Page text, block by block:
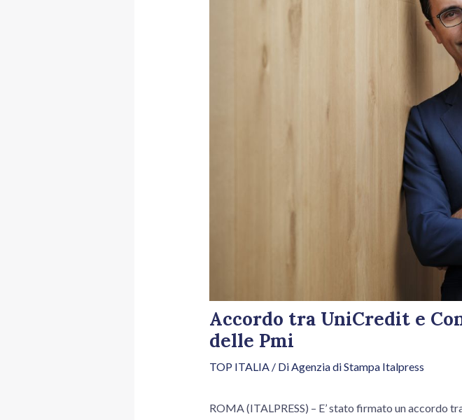
Accordo tra UniCredit e
delle Pmi
TOP ITALIA/ DiAgenzia di Stampa Italpress
ROMA (ITALPRESS) – E’ stato firmato un accordo